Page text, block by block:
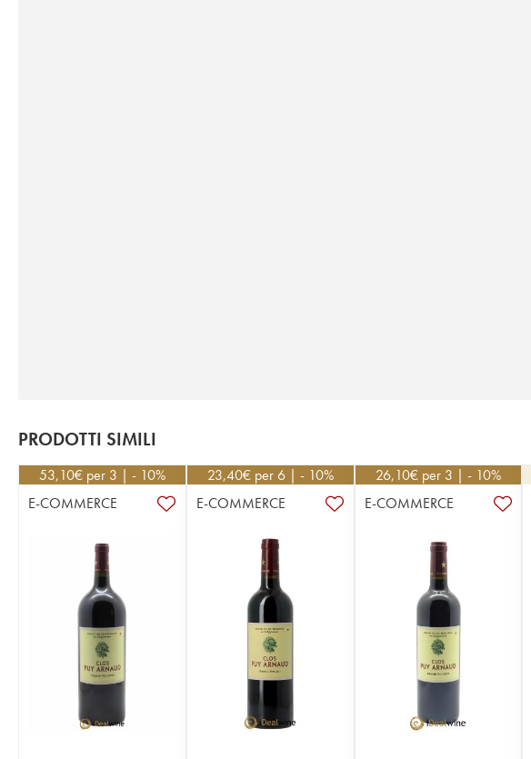
PRODOTTI SIMILI
53,10€ per 3 | - 10%
E-COMMERCE
23,40€ per 6 | - 10%
E-COMMERCE
26,10€ per 3 | - 10%
E-COMMERCE